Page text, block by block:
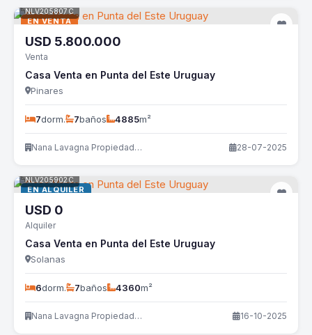
EN VENTA
NLV205807C
USD 5.800.000
Venta
Casa Venta en Punta del Este Uruguay
Pinares
7dorm. 7baños 4885m²
Nana Lavagna Propiedades 28-07-2025
EN ALQUILER
NLV205902C
USD 0
Alquiler
Casa Venta en Punta del Este Uruguay
Solanas
6dorm. 7baños 4360m²
Nana Lavagna Propiedades 16-10-2025